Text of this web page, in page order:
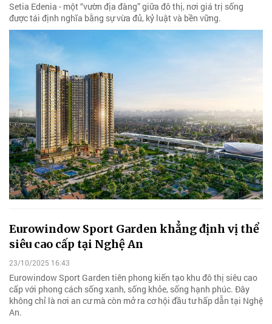
Setia Edenia - một “vườn địa đàng” giữa đô thị, nơi giá trị sống
được tái định nghĩa bằng sự vừa đủ, kỷ luật và bền vững.
Eurowindow Sport Garden khẳng định vị thể
siêu cao cấp tại Nghệ An
23/10/2025 16:43
Eurowindow Sport Garden tiên phong kiến tạo khu đô thị siêu cao
cấp với phong cách sống xanh, sống khỏe, sống hạnh phúc. Đây
không chỉ là nơi an cư mà còn mở ra cơ hội đầu tư hấp dẫn tại Nghệ
An.